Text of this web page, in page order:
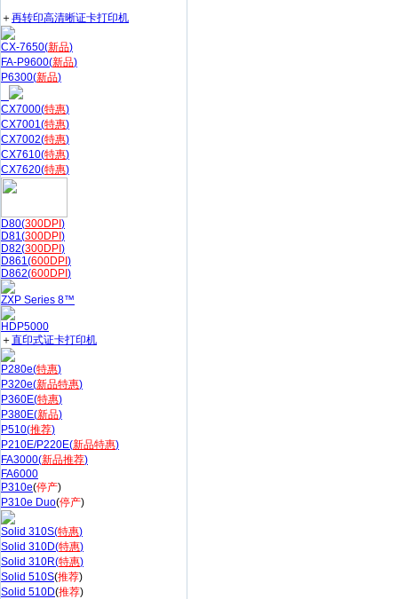
＋再转印高清晰证卡打印机
CX-7650(新品)
FA-P9600(新品)
P6300(新品)
CX7000(特惠)
CX7001(特惠)
CX7002(特惠)
CX7610(特惠)
CX7620(特惠)
D80(300DPI )
D81(300DPI )
D82(300DPI )
D861(600DPI )
D862(600DPI )
ZXP Series 8™
HDP5000
＋直印式证卡打印机
P280e(特惠)
P320e(新品特惠)
P360E(特惠)
P380E(新品)
P510(推荐)
P210E/P220E(新品特惠)
FA3000(新品推荐)
FA6000
P310e(停产)
P310e Duo(停产)
Solid 310S(特惠)
Solid 310D(特惠)
Solid 310R(特惠)
Solid 510S(推荐)
Solid 510D(推荐)